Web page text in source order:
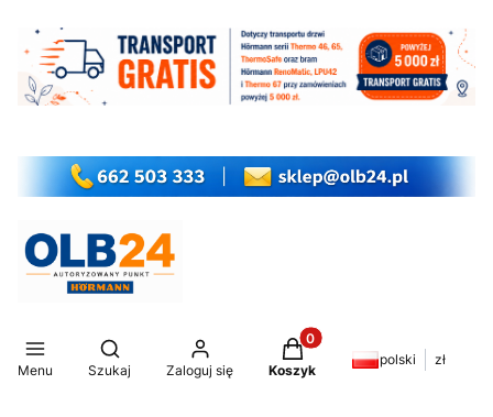
Menu
Otwórz wyszukiwarkę
Szukaj Zaloguj się
Produkty w koszyku: 0.
Koszyk
polski zł